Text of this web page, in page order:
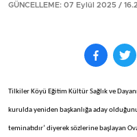
GÜNCELLEME: 07 Eylül 2025 /
Tilkiler Köyü Eğitim Kültür Sağlık ve
kurulda yeniden başkanlığa aday olduğunu
teminatıdır’ diyerek sözlerine başlayan